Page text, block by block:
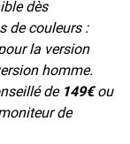
dès
de couleurs :
la version
homme.
de 149€ou
de